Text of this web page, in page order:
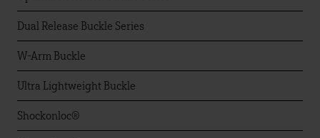
Dual Release Buckle Series
W-Arm Buckle
Ultra Lightweight Buckle
Shockonloc®